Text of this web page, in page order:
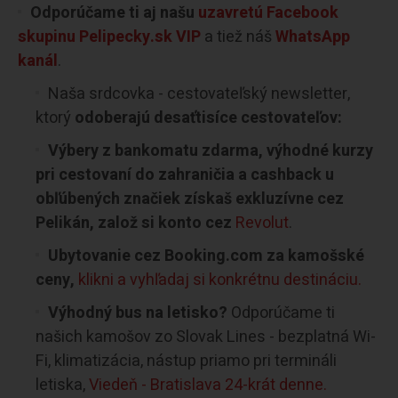
Odporúčame ti aj našu uzavretú Facebook
skupinu Pelipecky.sk VIP a tiež nášWhatsApp
kanál.
Naša srdcovka - cestovateľský newsletter,
ktorý odoberajú desaťtisíce cestovateľov:
Výbery z bankomatu zdarma, výhodné kurzy
pri cestovaní do zahraničia a cashback u
obľúbených značiek získaš exkluzívne cez
Pelikán, založ si konto cez Revolut.
Ubytovanie cez Booking.com za kamošské
ceny, klikni a vyhľadaj si konkrétnu destináciu.
Výhodný bus na letisko? Odporúčame ti
našich kamošov zo Slovak Lines - bezplatná Wi-
Fi, klimatizácia, nástup priamo pri termináli
letiska,Viedeň - Bratislava 24-krát denne.